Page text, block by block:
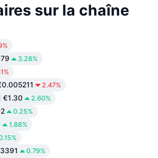
sur la chaîne
3.28%
2.47%
€1.30 2.60%
0.25%
1.88%
0.79%